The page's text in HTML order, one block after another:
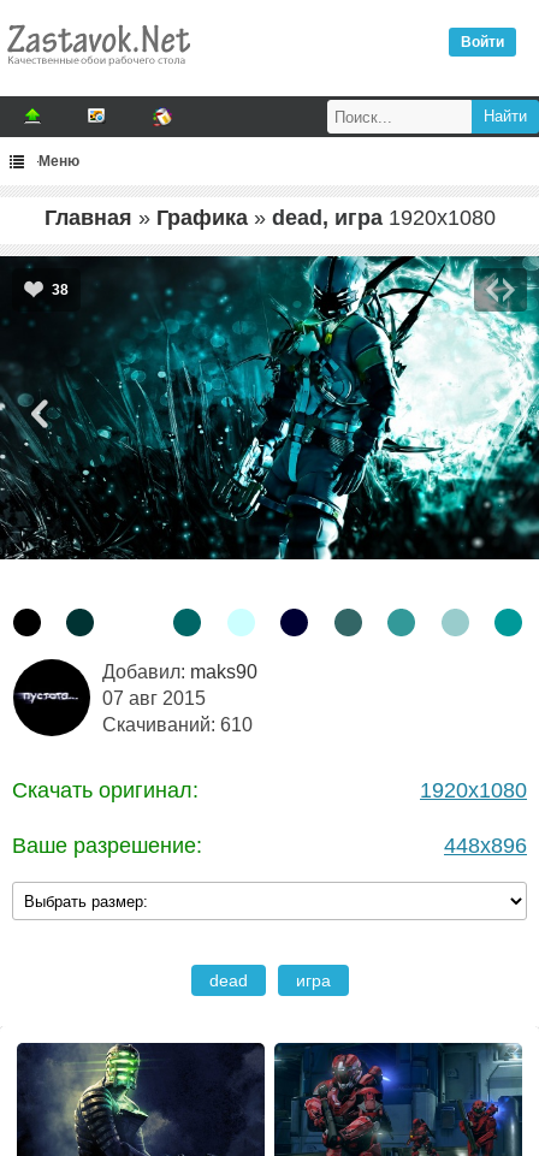
Войти
Меню
Главная » Графика» dead, игра 1920x1080
38
Добавил: maks90
07 авг 2015
Скачиваний: 610
Скачать оригинал: 1920x1080
Ваше разрешение: 448x896
dead игра